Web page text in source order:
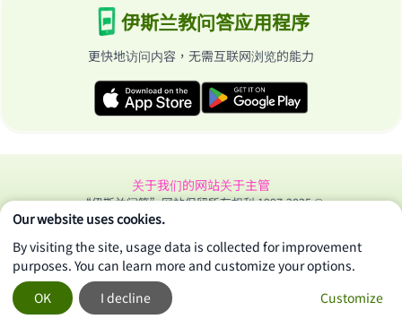
伊斯兰教问答应用程序
更快地访问内容，无需互联网浏览的能力
关于我们的网站关于主管
“伊斯兰问答”网站保留所有权利 1997-2025 ©
Our website uses cookies.
By visiting the site, usage data is collected for improvement
purposes. You can learn more and customize your options.
Customize
I decline
OK